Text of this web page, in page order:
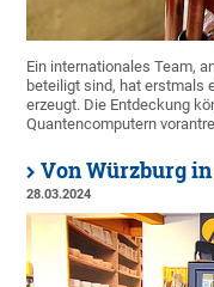
Ein internationales Team,
beteiligt sind, hat erstmals
erzeugt. Die Entdeckung
Quantencomputern
Von Würzburg
28.03.2024